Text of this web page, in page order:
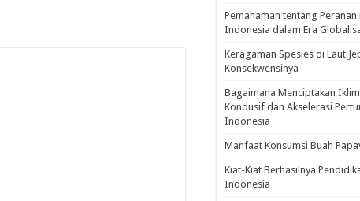
Pemahaman tentang Peranan
Indonesia dalam Era
Keragaman Spesies di Laut
Konsekwensinya
Bagaimana Menciptakan
Kondusif dan Akselerasi
Indonesia
Manfaat Konsumsi Buah
Kiat-Kiat Berhasilnya
Indonesia